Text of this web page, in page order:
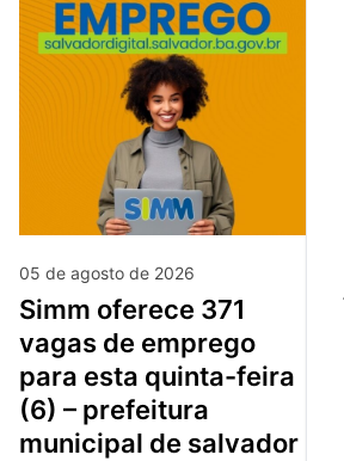
05 de agosto de 2026
simm oferece 371
vagas de emprego
para esta quinta-feira
(6) – prefeitura
municipal de salvador